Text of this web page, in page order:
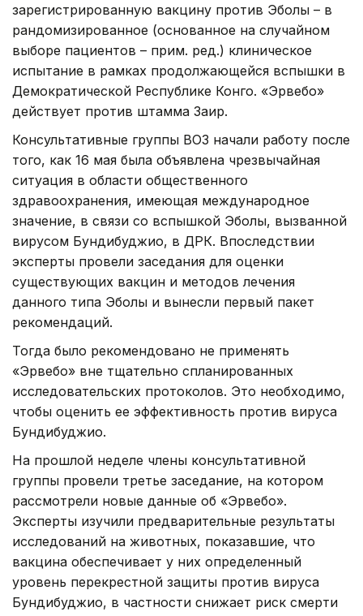
зарегистрированную вакцину против Эболы – в
рандомизированное (основанное на случайном
выборе пациентов – прим. ред.) клиническое
испытание в рамках продолжающейся вспышки в
Демократической Республике Конго. «Эрвебо»
действует против штамма Заир.
Консультативные группы ВОЗ начали работу после
того, как 16 мая была объявлена чрезвычайная
ситуация в области общественного
здравоохранения, имеющая международное
значение, в связи со вспышкой Эболы, вызванной
вирусом Бундибуджио, в ДРК. Впоследствии
эксперты провели заседания для оценки
существующих вакцин и методов лечения
данного типа Эболы и вынесли первый пакет
рекомендаций.
Тогда было рекомендовано не применять
«Эрвебо» вне тщательно спланированных
исследовательских протоколов. Это необходимо,
чтобы оценить ее эффективность против вируса
Бундибуджио.
На прошлой неделе члены консультативной
группы провели третье заседание, на котором
рассмотрели новые данные об «Эрвебо».
Эксперты изучили предварительные результаты
исследований на животных, показавшие, что
вакцина обеспечивает у них определенный
уровень перекрестной защиты против вируса
Бундибуджио, в частности снижает риск смерти